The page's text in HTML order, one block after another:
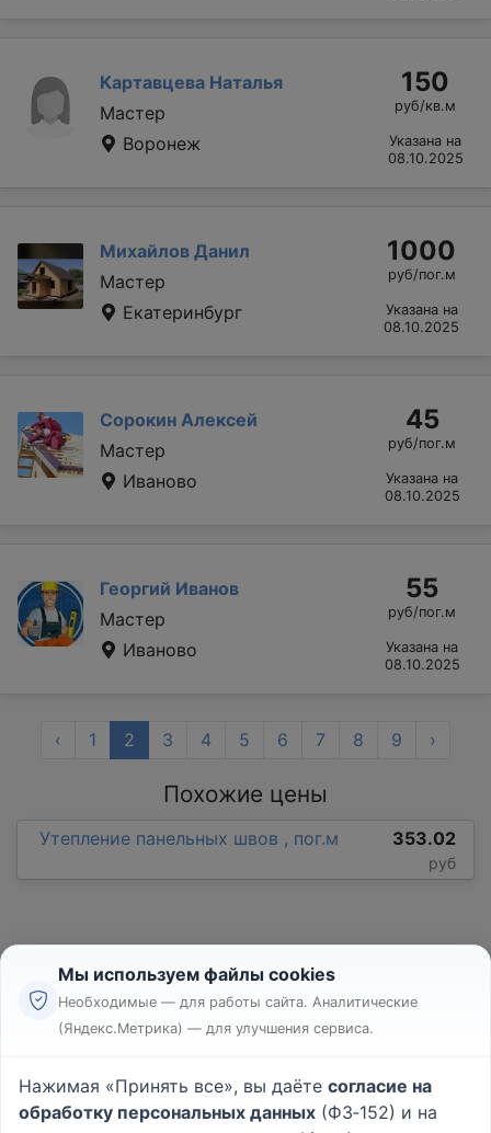
Картавцева Наталья
Мастер
Воронеж
150
руб/кв.м
Указана на
08.10.2025
Михайлов Данил
Мастер
Екатеринбург
1000
руб/пог.м
Указана на
08.10.2025
Сорокин Алексей
Мастер
Иваново
45
руб/пог.м
Указана на
08.10.2025
Георгий Иванов
Мастер
Иваново
55
руб/пог.м
Указана на
08.10.2025
‹ 1 2 3 4 5 6 7 8 9 ›
Похожие цены
Утепление панельных швов , пог.м 353.02
руб
Реклама
Пользовательское соглашение
Политика конфиденциальности
Мы используем файлы cookies
Необходимые — для работы сайта. Аналитические
(Яндекс.Метрика) — для улучшения сервиса.
Нажимая «Принять все», вы даёте согласие на
обработку персональных данных (ФЗ‑152) и на